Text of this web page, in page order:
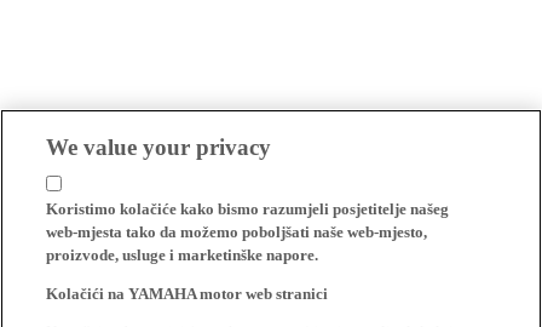
We value your privacy
Koristimo kolačiće kako bismo razumjeli posjetitelje našeg
web-mjesta tako da možemo poboljšati naše web-mjesto,
proizvode, usluge i marketinške napore.
Kolačići na YAMAHA motor web stranici